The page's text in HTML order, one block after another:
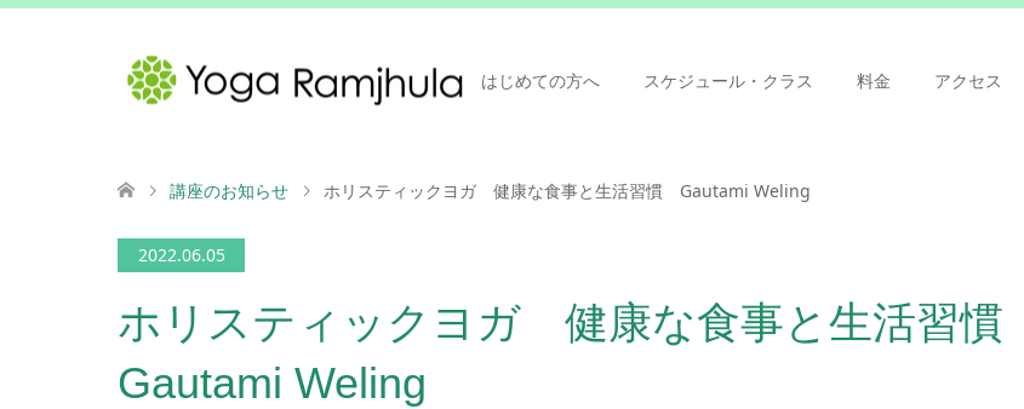
はじめての方へ スケジュール・クラス 料金 アクセス
講座のお知らせ ホリスティックヨガ 健康な食事と生活習慣 Gautami Weling
2022.06.05
ホリスティックヨガ 健康な食事と生活習慣
Gautami Weling